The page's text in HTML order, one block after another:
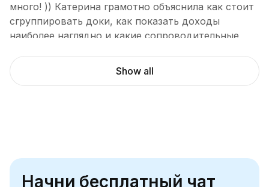
много! )) Катерина грамотно объяснила как стоит
сгруппировать доки, как показать доходы
наиболее наглядно и какие сопроводительные
по всем вопросам. Как результат - через 3 недели
получили одобрение! 🥳
человеческим подходом. Мне она помогала с
подачей документов на всю семью, проверив на
Show all
Начни бесплатный чат